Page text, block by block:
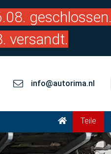
geschlossen.
versandt.
info@autorima.nl
Teile